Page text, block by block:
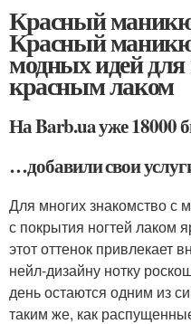
Красный
Красный
модных идей
красным лаком
На Barb.ua уже 18000
…добавили свои
Для многих знакомство с
с покрытия ногтей лаком
этот оттенок привлекает
нейл-дизайну нотку
день остаются одним из
таким же, как